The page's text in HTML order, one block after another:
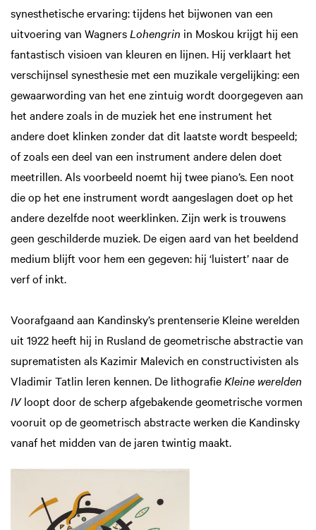
synesthetische ervaring: tijdens het bijwonen van een
uitvoering van Wagners Lohengrin in Moskou krijgt hij een
fantastisch visioen van kleuren en lijnen. Hij verklaart het
verschijnsel synesthesie met een muzikale vergelijking: een
gewaarwording van het ene zintuig wordt doorgegeven aan
het andere zoals in de muziek het ene instrument het
andere doet klinken zonder dat dit laatste wordt bespeeld;
of zoals een deel van een instrument andere delen doet
meetrillen. Als voorbeeld noemt hij twee piano’s. Een noot
die op het ene instrument wordt aangeslagen doet op het
andere dezelfde noot weerklinken. Zijn werk is trouwens
geen geschilderde muziek. De eigen aard van het beeldend
medium blijft voor hem een gegeven: hij ‘luistert’ naar de
verf of inkt.
Voorafgaand aan Kandinsky’s prentenserie Kleine werelden
uit 1922 heeft hij in Rusland de geometrische abstractie van
suprematisten als Kazimir Malevich en constructivisten als
Vladimir Tatlin leren kennen. De lithografie Kleine werelden
IVloopt door de scherp afgebakende geometrische vormen
vooruit op de geometrisch abstracte werken die Kandinsky
vanaf het midden van de jaren twintig maakt.